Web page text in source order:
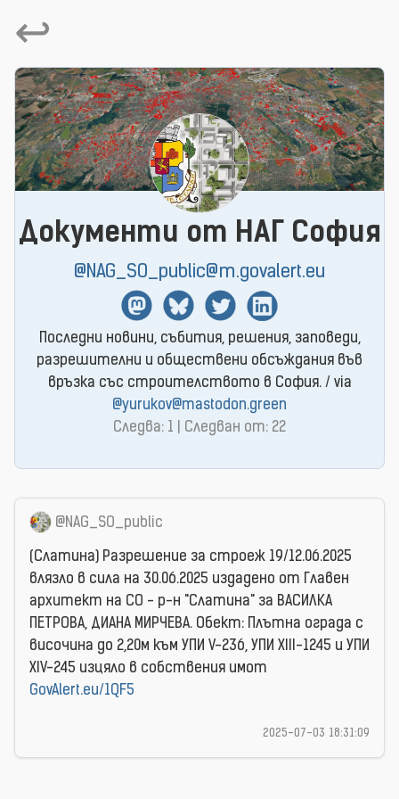
↩
Документи от НАГ София
@NAG_SO_public@m.govalert.eu
MastodonBlueSkyTwitterLinkedin
Последни новини, събития, решения, заповеди,
разрешителни и обществени обсъждания във
връзка със строителството в София. / via
@yurukov@mastodon.green
Следва: 1 | Следван от: 22
@NAG_SO_public
(Слатина) Разрешение за строеж 19/12.06.2025
влязло в сила на 30.06.2025 издаденo от Главен
архитект на СО - р-н "Слатина" за ВАСИЛКА
ПЕТРОВА, ДИАНА МИРЧЕВА. Обект: Плътна ограда с
височина до 2,20м към УПИ V-236, УПИ ХIII-1245 и УПИ
ХIV-245 изцяло в собствения имот
GovAlert.eu/1QF5
2025-07-03 18:31:09